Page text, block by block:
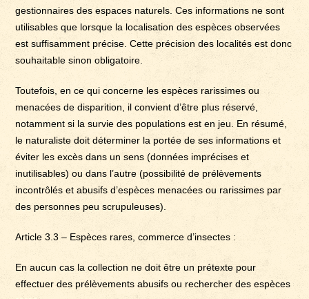
gestionnaires des espaces naturels. Ces informations ne sont
utilisables que lorsque la localisation des espèces observées
est suffisamment précise. Cette précision des localités est donc
souhaitable sinon obligatoire.
Toutefois, en ce qui concerne les espèces rarissimes ou
menacées de disparition, il convient d’être plus réservé,
notamment si la survie des populations est en jeu. En résumé,
le naturaliste doit déterminer la portée de ses informations et
éviter les excès dans un sens (données imprécises et
inutilisables) ou dans l’autre (possibilité de prélèvements
incontrôlés et abusifs d’espèces menacées ou rarissimes par
des personnes peu scrupuleuses).
Article 3.3 – Espèces rares, commerce d’insectes :
En aucun cas la collection ne doit être un prétexte pour
effectuer des prélèvements abusifs ou rechercher des espèces